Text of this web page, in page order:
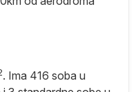
. Ima 416 soba u